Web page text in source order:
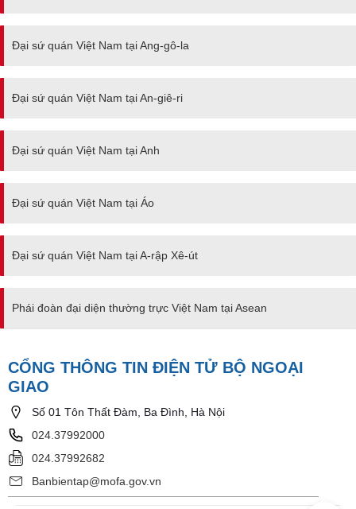
Đại sứ quán Việt Nam tại Ang-gô-la
Đại sứ quán Việt Nam tại An-giê-ri
Đại sứ quán Việt Nam tại Anh
Đại sứ quán Việt Nam tại Áo
Đại sứ quán Việt Nam tại A-rập Xê-út
Phái đoàn đại diện thường trực Việt Nam tại Asean
CỔNG THÔNG TIN ĐIỆN TỬ BỘ NGOẠI
GIAO
Số 01 Tôn Thất Đàm, Ba Đình, Hà Nội
024.37992000
024.37992682
Banbientap@mofa.gov.vn